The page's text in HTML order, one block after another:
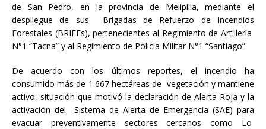
de San Pedro, en la provincia de Melipilla, mediante el
despliegue de sus Brigadas de Refuerzo de Incendios
Forestales (BRIFEs), pertenecientes al Regimiento de Artillería
N°1 “Tacna” y al Regimiento de Policía Militar N°1 “Santiago”.
De acuerdo con los últimos reportes, el incendio ha
consumido más de 1.667 hectáreas de vegetación y mantiene
activo, situación que motivó la declaración de Alerta Roja y la
activación del Sistema de Alerta de Emergencia (SAE) para
evacuar preventivamente sectores cercanos como Lo